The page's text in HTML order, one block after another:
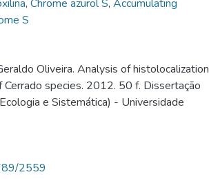
, Chrome azurol S, Accumulating
S
Oliveira. Analysis of histolocalization
species. 2012. 50 f. Dissertação
e Sistemática) - Universidade
2559